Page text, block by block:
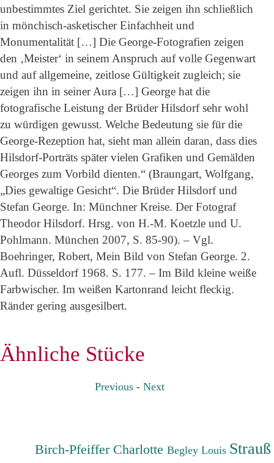
unbestimmtes Ziel gerichtet. Sie zeigen ihn schließlich
in mönchisch-asketischer Einfachheit und
Monumentalität […] Die George-Fotografien zeigen
den ‚Meister‘ in seinem Anspruch auf volle Gegenwart
und auf allgemeine, zeitlose Gültigkeit zugleich; sie
zeigen ihn in seiner Aura […] George hat die
fotografische Leistung der Brüder Hilsdorf sehr wohl
zu würdigen gewusst. Welche Bedeutung sie für die
George-Rezeption hat, sieht man allein daran, dass dies
Hilsdorf-Porträts später vielen Grafiken und Gemälden
Georges zum Vorbild dienten.“ (Braungart, Wolfgang,
„Dies gewaltige Gesicht“. Die Brüder Hilsdorf und
Stefan George. In: Münchner Kreise. Der Fotograf
Theodor Hilsdorf. Hrsg. von H.-M. Koetzle und U.
Pohlmann. München 2007, S. 85-90). – Vgl.
Boehringer, Robert, Mein Bild von Stefan George. 2.
Aufl. Düsseldorf 1968. S. 177. – Im Bild kleine weiße
Farbwischer. Im weißen Kartonrand leicht fleckig.
Ränder gering ausgesilbert.
Ähnliche Stücke
Previous- Next
Birch-Pfeiffer CharlotteBegley Louis Strauß